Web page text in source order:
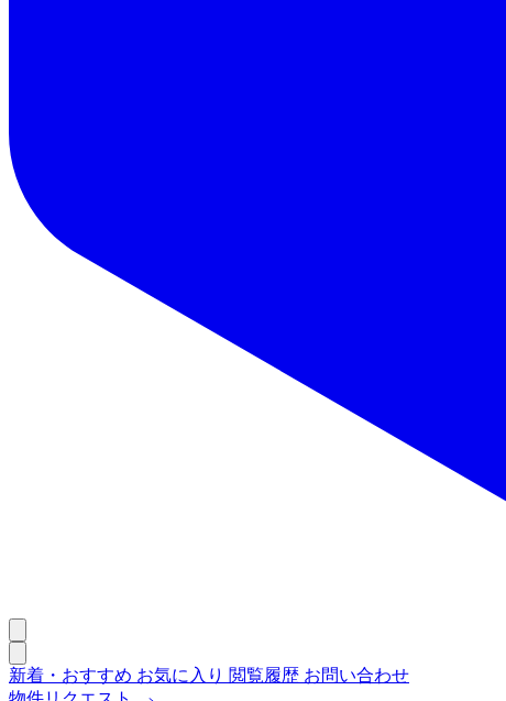
新着・おすすめ お気に入り 閲覧履歴 お問い合わせ